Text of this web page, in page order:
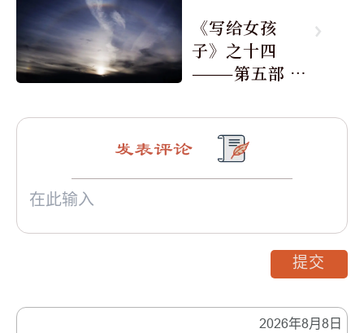
《写给女孩
子》之十四
———第五部 你
陷阱 2、不要干
预他的工作
2026年8月8日
发表评论
提交